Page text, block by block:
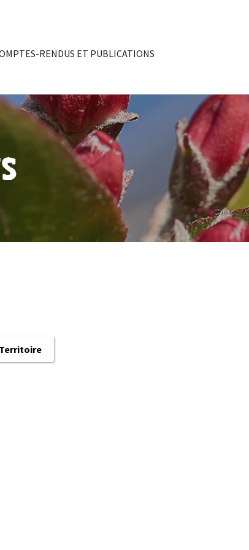
RENDUS ET PUBLICATIONS
Territoire